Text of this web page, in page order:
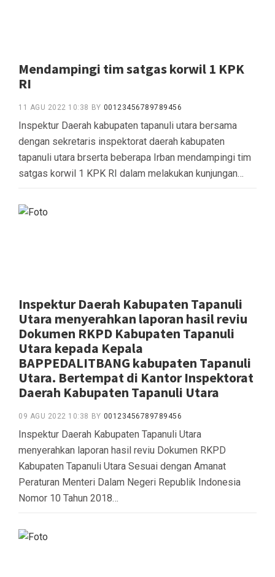
Mendampingi tim satgas korwil 1 KPK
RI
11 AGU 2022 10:38 BY 00123456789789456
Inspektur Daerah kabupaten tapanuli utara bersama
dengan sekretaris inspektorat daerah kabupaten
tapanuli utara brserta beberapa Irban mendampingi tim
satgas korwil 1 KPK RI dalam melakukan kunjungan…
Inspektur Daerah Kabupaten Tapanuli
Utara menyerahkan laporan hasil reviu
Dokumen RKPD Kabupaten Tapanuli
Utara kepada Kepala
BAPPEDALITBANG kabupaten Tapanuli
Utara. Bertempat di Kantor Inspektorat
Daerah Kabupaten Tapanuli Utara
09 AGU 2022 10:38 BY 00123456789789456
Inspektur Daerah Kabupaten Tapanuli Utara
menyerahkan laporan hasil reviu Dokumen RKPD
Kabupaten Tapanuli Utara Sesuai dengan Amanat
Peraturan Menteri Dalam Negeri Republik Indonesia
Nomor 10 Tahun 2018…